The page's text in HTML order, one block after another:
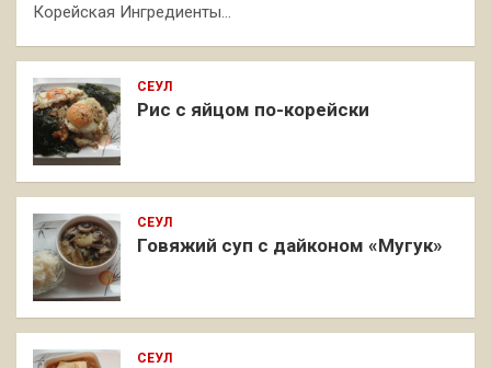
Корейская Ингредиенты…
СЕУЛ
Рис с яйцом по-корейски
СЕУЛ
Говяжий суп с дайконом «Мугук»
СЕУЛ